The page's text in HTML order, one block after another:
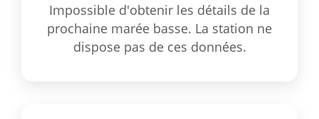
Impossible d'obtenir les détails de la
prochaine marée basse. La station ne
dispose pas de ces données.